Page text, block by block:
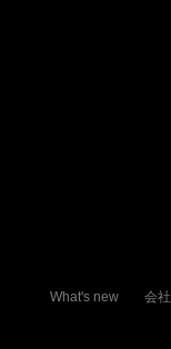
What's new 会